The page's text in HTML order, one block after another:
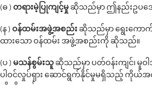
(ဓ ) တရားမဲ့ပြုကျင့်မှု ဆိုသည်မှာ ဤနည်းဥပဒေမ
(န ) ဝန်ထမ်းအဖွဲ့အစည်း ဆိုသည်မှာ ရွေးကော
ထားသော ဝန်ထမ်း အဖွဲ့အစည်းကို ဆိုသည်။
(ပ ) မသန်စွမ်းသူ ဆိုသည်မှာ ပတ်ဝန်းကျင်၊ မူဝ
ပါဝင်လှုပ်ရှား ဆောင်ရွက်နိုင်မှုမရှိသည့် ကိုယ်အင်္